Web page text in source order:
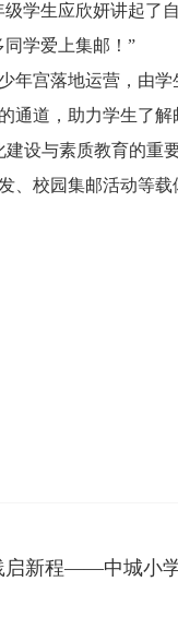
学生应欣妍讲起了
学爱上集邮！”
宫落地运营，由学
道，助力学生了解
设与素质教育的重
、校园集邮活动等
程——中城小学少年